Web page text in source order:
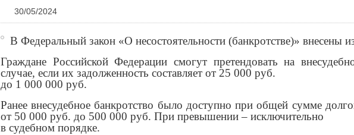
30/05/2024
В Федеральный закон «О несостоятельности (банкротстве)» внесены
Граждане Российской Федерации смогут претендовать на
случае, если их задолженность составляет от 25 000 руб.
до 1 000 000 руб.
Ранее внесудебное банкротство было доступно при общей сумме
от 50 000 руб. до 500 000 руб. При превышении – исключительно
в судебном порядке.